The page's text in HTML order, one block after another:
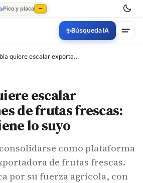
Pico y placa —
✨Búsqueda IA
Colombia quiere escalar exportaciones de frutas frescas: Santander tiene lo suyo
escalar
de frutas frescas:
lo suyo
como plataforma
de frutas frescas.
por su fuerza agrícola, con